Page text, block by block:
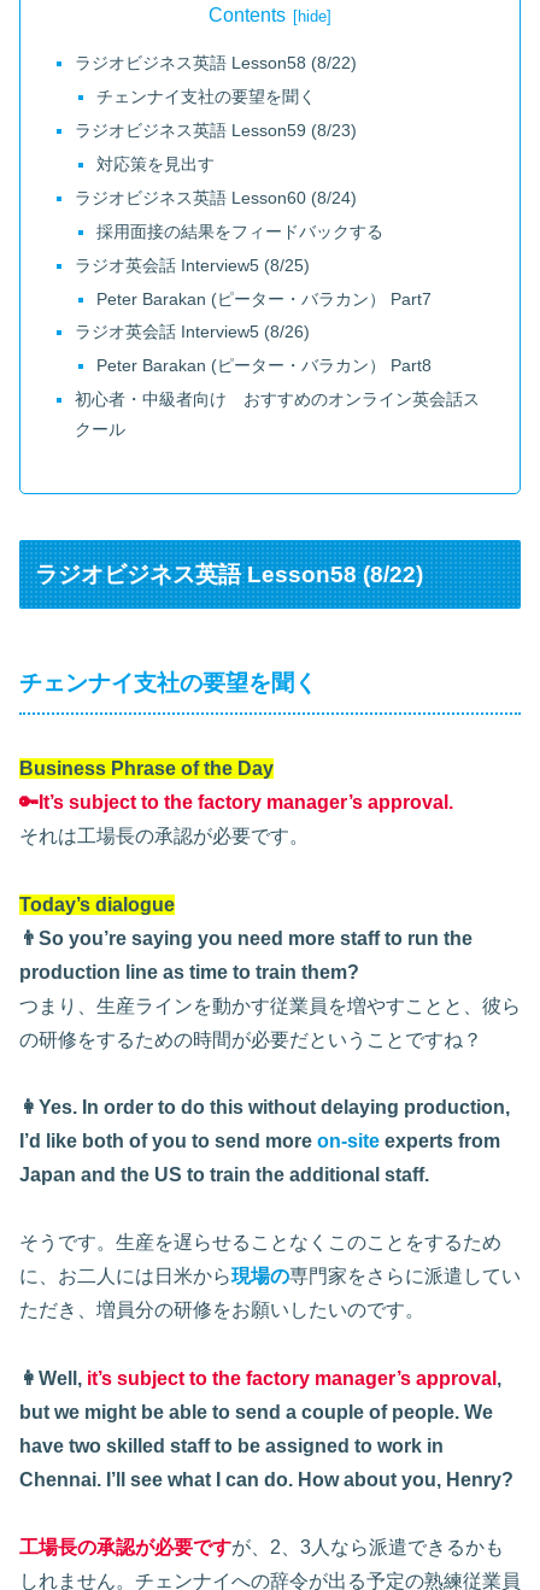
Contents
ラジオビジネス英語 Lesson58 (8/22)
チェンナイ支社の要望を聞く
ラジオビジネス英語 Lesson59 (8/23)
対応策を見出す
ラジオビジネス英語 Lesson60 (8/24)
採用面接の結果をフィードバックする
ラジオ英会話 Interview5 (8/25)
Peter Barakan (ピーター・バラカン） Part7
ラジオ英会話 Interview5 (8/26)
Peter Barakan (ピーター・バラカン） Part8
初心者・中級者向け おすすめのオンライン英会話ス
クール
ラジオビジネス英語 Lesson58 (8/22)
チェンナイ支社の要望を聞く
Business Phrase of the Day
🔑It’s subject to the factory manager’s approval.
それは工場長の承認が必要です。
Today’s dialogue
👨So you’re saying you need more staff to run the
production line as time to train them?
つまり、生産ラインを動かす従業員を増やすことと、彼ら
の研修をするための時間が必要だということですね？
👩Yes. In order to do this without delaying production,
I’d like both of you to send more on-site experts from
Japan and the US to train the additional staff.
そうです。生産を遅らせることなくこのことをするため
に、お二人には日米から現場の専門家をさらに派遣してい
ただき、増員分の研修をお願いしたいのです。
👩Well, it’s subject to the factory manager’s approval ,
but we might be able to send a couple of people. We
have two skilled staff to be assigned to work in
Chennai. I’ll see what I can do. How about you, Henry?
工場長の承認が必要ですが、2、3人なら派遣できるかも
しれません。チェンナイへの辞令が出る予定の熟練従業員